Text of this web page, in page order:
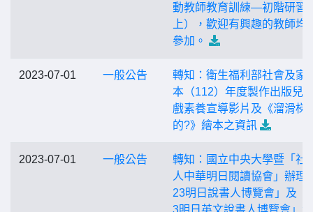
動教師教育訓練—初階研習
上），歡迎有興趣的教師均
參加。
2023-07-01 一般公告
轉知：衛生福利部社會及家
本（112）年度製作出版兒
戲素養宣導影片及《溜滑梯
的?》繪本之資訊
2023-07-01 一般公告
轉知：國立中央大學暨「社
人中華明日閱讀協會」辦理
23明日說書人博覽會」及「
3明日英文說書人博覽會」